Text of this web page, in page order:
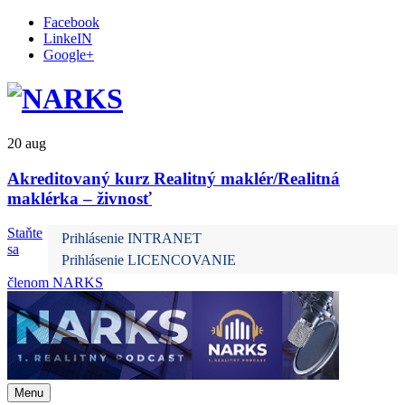
Facebook
LinkeIN
Google+
20 aug
Akreditovaný kurz Realitný maklér/Realitná
maklérka – živnosť
Prihlásenie INTRANET
Prihlásenie LICENCOVANIE
Staňte
sa
členom NARKS
Menu Preskočiť